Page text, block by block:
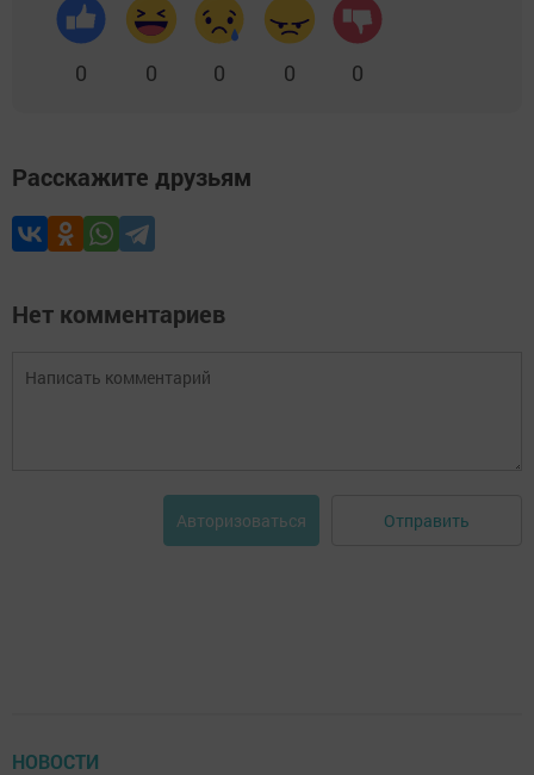
0 0 0 0 0
Расскажите друзьям
Нет комментариев
Авторизоваться Отправить
НОВОСТИ